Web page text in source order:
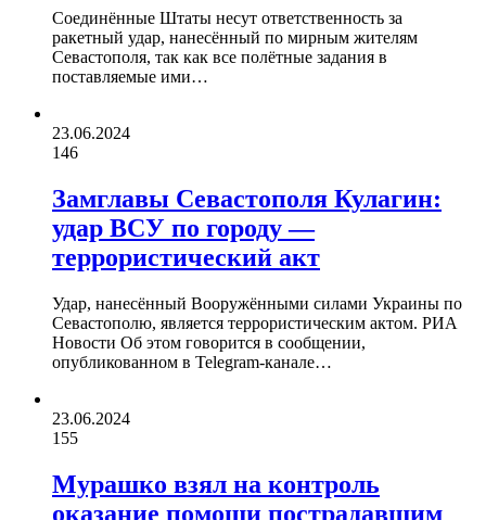
Соединённые Штаты несут ответственность за
ракетный удар, нанесённый по мирным жителям
Севастополя, так как все полётные задания в
поставляемые ими…
23.06.2024
146
Замглавы Севастополя Кулагин:
удар ВСУ по городу —
террористический акт
Удар, нанесённый Вооружёнными силами Украины по
Севастополю, является террористическим актом. РИА
Новости Об этом говорится в сообщении,
опубликованном в Telegram-канале…
23.06.2024
155
Мурашко взял на контроль
оказание помощи пострадавшим